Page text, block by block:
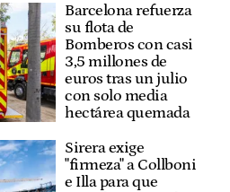
Barcelona refuerza
su flota de
Bomberos con casi
3,5 millones de
euros tras un julio
con solo media
hectárea quemada
Sirera exige
"firmeza" a Collboni
e Illa para que